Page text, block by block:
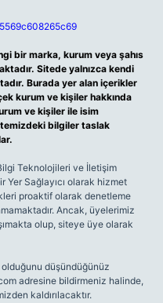
bir marka, kurum veya şahıs
Sitede yalnızca kendi
Burada yer alan içerikler
kurum ve kişiler hakkında
ve kişiler ile isim
bilgiler taslak
Teknolojileri ve İletişim
Yer Sağlayıcı olarak hizmet
proaktif olarak denetleme
Ancak, üyelerimiz
olup, siteye üye olarak
düşündüğünüz
adresine bildirmeniz halinde,
kaldırılacaktır.